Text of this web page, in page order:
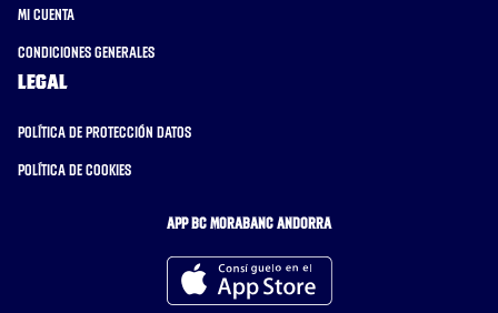
Mi cuenta
Condiciones generales
Legal
Política de protección datos
Política de cookies
APP BC MORABANC ANDORRA